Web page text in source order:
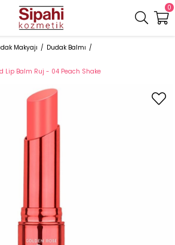
0
Makyajı Dudak Balmı
Lip Balm Ruj - 04 Peach Shake